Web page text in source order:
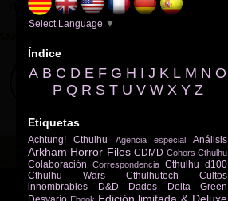
Select Language ▼
Índice
A B C D E F G H I J K L M N O
P Q R S T U V W X Y Z
Etiquetas
Achtung! Cthulhu Agencia especial Análisis
Arkham Horror Files CDMD Cohors Cthulhu
Colaboración Correspondencia Cthulhu d100
Cthulhu Wars
Cthulhutech
Cultos
innombrables
D&D Dados
Delta Green